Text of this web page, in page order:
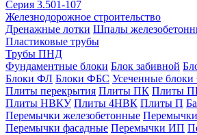
Серия 3.501-107
Железнодорожное строительство
Дренажные лотки Шпалы
Пластиковые трубы
Трубы ПНД
Фундаментные блоки Блок забивной
Блоки ФЛ Блоки ФБС Усеченные
Плиты перекрытия Плиты ПК Плиты
Плиты НВКУ Плиты 4НВК Плиты П
Перемычки железобетонные
Перемычки фасадные Перемычки ИП